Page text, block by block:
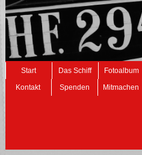
Navigation
überspringen
Start Das Schiff Fotoalbum
Kontakt
Spenden Mitmachen